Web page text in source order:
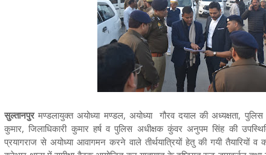
सुल्तानपुरमण्डलायुक्त अयोध्या मण्डल, अयोध्या गौरव दयाल की अध्यक्षता, पुलिस
कुमार, जिलाधिकारी कुमार हर्ष व पुलिस अधीक्षक कुंवर अनुपम सिंह की
प्रयागराज से अयोध्या आवागमन करने वाले तीर्थयात्रियों हेतु की गयी तैयारियों